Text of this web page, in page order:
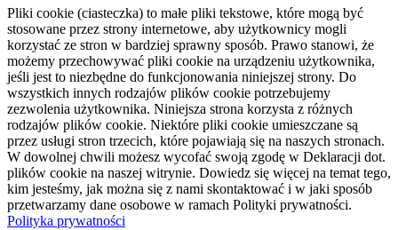
Pliki cookie (ciasteczka) to małe pliki tekstowe, które mogą być
stosowane przez strony internetowe, aby użytkownicy mogli
korzystać ze stron w bardziej sprawny sposób. Prawo stanowi, że
możemy przechowywać pliki cookie na urządzeniu użytkownika,
jeśli jest to niezbędne do funkcjonowania niniejszej strony. Do
wszystkich innych rodzajów plików cookie potrzebujemy
zezwolenia użytkownika. Niniejsza strona korzysta z różnych
rodzajów plików cookie. Niektóre pliki cookie umieszczane są
przez usługi stron trzecich, które pojawiają się na naszych stronach.
W dowolnej chwili możesz wycofać swoją zgodę w Deklaracji dot.
plików cookie na naszej witrynie. Dowiedz się więcej na temat tego,
kim jesteśmy, jak można się z nami skontaktować i w jaki sposób
przetwarzamy dane osobowe w ramach Polityki prywatności.
Polityka prywatności